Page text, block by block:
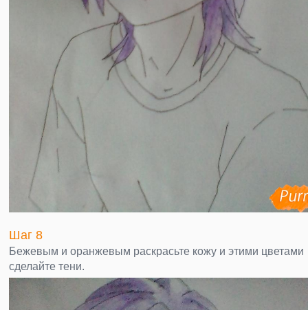
Шаг 8
Бежевым и оранжевым раскрасьте кожу и этими цветами
сделайте тени.